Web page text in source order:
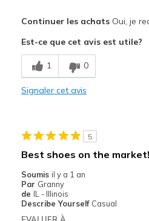
Comfortable
Durable
Make my big foot look bigger
Les meilleures utilisations
Casual Wear
Continuer les achatsOui, je
Est-ce que cet avis est utile?
1 0
Signaler cet avis
5
Best shoes on the market!
Soumis il y a 1 an
Par Granny
de IL - Illinois
Describe Yourself Casual
EVALUER À